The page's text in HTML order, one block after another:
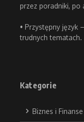
przez poradniki, po
• Przystępny język
trudnych tematach.
Kategorie
Biznes i Finanse